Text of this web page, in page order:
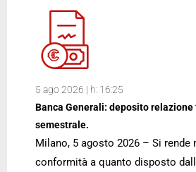
5 ago 2026 | h: 16:25
Banca Generali: deposito
semestrale.
Milano, 5 agosto 2026 – Si rende
conformità a quanto disposto